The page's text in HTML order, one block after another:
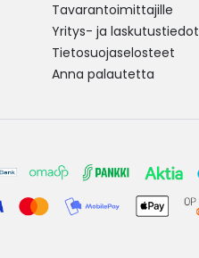
Tavarantoimittajille
Yritys- ja laskutustiedot
Tietosuojaselosteet
Anna palautetta